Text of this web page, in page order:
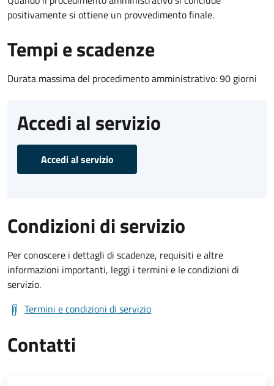
positivamente si ottiene un provvedimento finale.
Tempi e scadenze
Durata massima del procedimento amministrativo: 90 giorni
Accedi al servizio
Accedi al servizio
Condizioni di servizio
Per conoscere i dettagli di scadenze, requisiti e altre
informazioni importanti, leggi i termini e le condizioni di
servizio.
Termini e condizioni di servizio
Contatti